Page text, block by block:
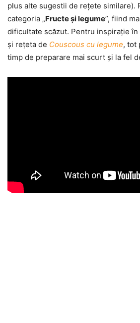
plus alte sugestii de rețete similare).
categoria „Fructe și legume”, fiind
dificultate scăzut. Pentru inspirație în
și rețeta de Couscous cu legume, tot
timp de preparare mai scurt și la fel